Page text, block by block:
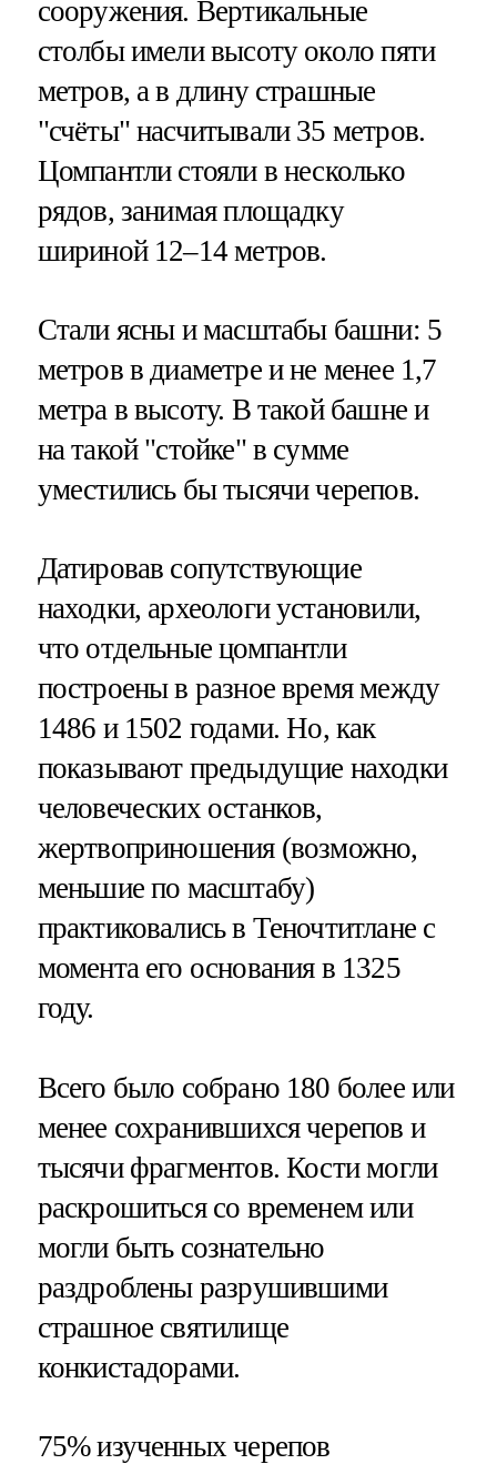
сооружения. Вертикальные
столбы имели высоту около пяти
метров, а в длину страшные
"счёты" насчитывали 35 метров.
Цомпантли стояли в несколько
рядов, занимая площадку
шириной 12–14 метров.
Стали ясны и масштабы башни: 5
метров в диаметре и не менее 1,7
метра в высоту. В такой башне и
на такой "стойке" в сумме
уместились бы тысячи черепов.
Датировав сопутствующие
находки, археологи установили,
что отдельные цомпантли
построены в разное время между
1486 и 1502 годами. Но, как
показывают предыдущие находки
человеческих останков,
жертвоприношения (возможно,
меньшие по масштабу)
практиковались в Теночтитлане с
момента его основания в 1325
году.
Всего было собрано 180 более или
менее сохранившихся черепов и
тысячи фрагментов. Кости могли
раскрошиться со временем или
могли быть сознательно
раздроблены разрушившими
страшное святилище
конкистадорами.
75% изученных черепов